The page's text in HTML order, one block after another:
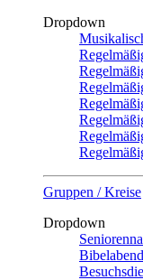
Dropdown
Gruppen / Kreise
Dropdown
Bibelabend